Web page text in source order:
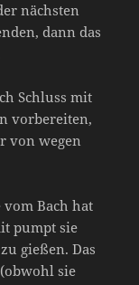
nächsten
dann das
Schluss mit
vorbereiten,
von wegen
Bach hat
pumpt sie
gießen. Das
sie